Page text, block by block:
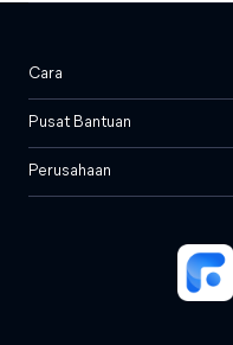
Cara
Pusat Bantuan
Perusahaan